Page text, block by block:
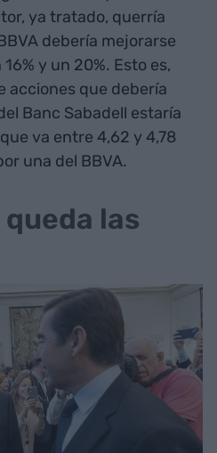
ya tratado, querría
debería mejorarse
y un 20%. Esto es,
acciones que debería
Banc Sabadell estaría
va entre 4,62 y 4,78
una del BBVA.
queda las